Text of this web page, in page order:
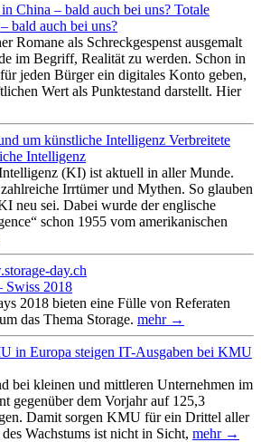
Totale
bald auch bei uns?
Romane als Schreckgespenst ausgemalt
im Begriff, Realität zu werden. Schon in
jeden Bürger ein digitales Konto geben,
Wert als Punktestand darstellt. Hier
Verbreitete
Intelligenz
(KI) ist aktuell in aller Munde.
Irrtümer und Mythen. So glauben
neu sei. Dabei wurde der englische
schon 1955 vom amerikanischen
Swiss 2018
2018 bieten eine Fülle von Referaten
das Thema Storage. mehr →
IT-Ausgaben bei KMU
bei kleinen und mittleren Unternehmen im
gegenüber dem Vorjahr auf 125,3
Damit sorgen KMU für ein Drittel aller
Wachstums ist nicht in Sicht, mehr →